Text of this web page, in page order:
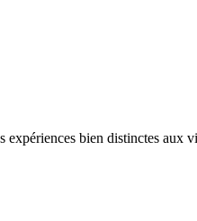
bien distinctes aux